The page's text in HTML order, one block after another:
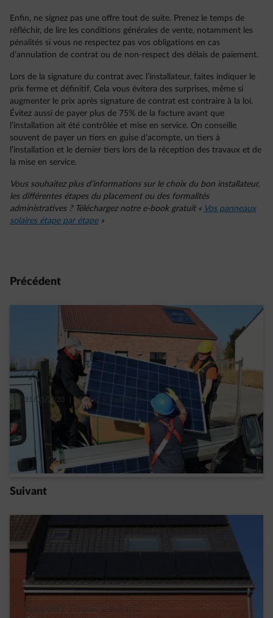
Enfin, ne signez pas une offre tout de suite. Prenez le temps de
réfléchir, de lire les conditions générales de vente, notamment les
pénalités si vous ne respectez pas vos obligations en cas
d’annulation de contrat ou de non-respect des délais de paiement.
Lors de la signature du contrat avec l’installateur, faites indiquer le
prix ferme et définitif. Cela vous évitera des surprises, même si
augmenter le prix après signature de contrat est contraire à la loi.
Évitez aussi de payer plus de 75% de la facture avant que
l’installation ait été contrôlée et mise en service. On conseille
souvent de payer un tiers en guise d’acompte, un tiers à
l’installation et le dernier tiers lors de la réception des travaux et de
la mise en service.
Vous souhaitez plus d’informations sur le choix du bon installateur,
les différentes étapes du placement ou des formalités
administratives ? Téléchargez notre e-book gratuit « Vos panneaux
solaires étape par étape»
Précédent
31/01/2020 1 min. Paul D.
Les installations photovoltaïques toujours
plus nombreuses !
Read more
Suivant
25/02/2019 3 min. Paul D.